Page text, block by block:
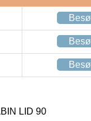
LID 90